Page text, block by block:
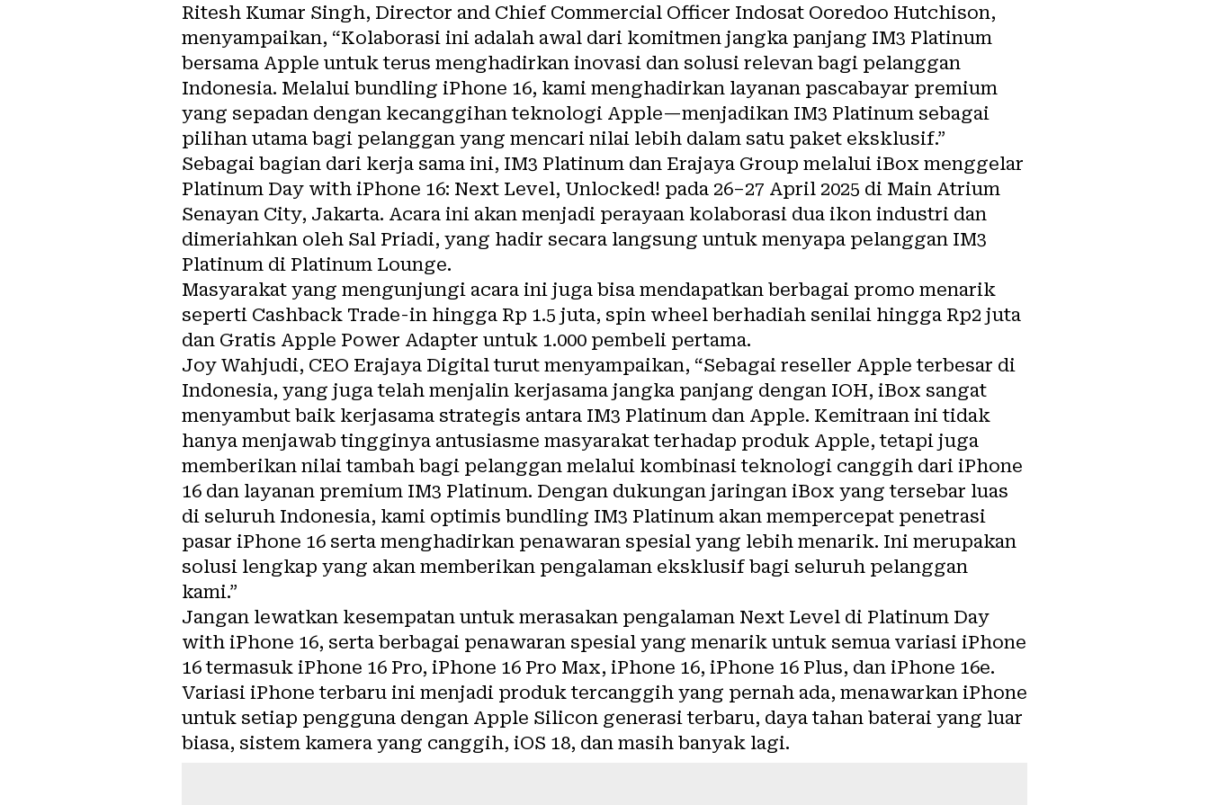
Ritesh Kumar Singh, Director and Chief Commercial Officer Indosat Ooredoo Hutchison,
menyampaikan, “Kolaborasi ini adalah awal dari komitmen jangka panjang IM3 Platinum
bersama Apple untuk terus menghadirkan inovasi dan solusi relevan bagi pelanggan
Indonesia. Melalui bundling iPhone 16, kami menghadirkan layanan pascabayar premium
yang sepadan dengan kecanggihan teknologi Apple—menjadikan IM3 Platinum sebagai
pilihan utama bagi pelanggan yang mencari nilai lebih dalam satu paket eksklusif.”
Sebagai bagian dari kerja sama ini, IM3 Platinum dan Erajaya Group melalui iBox menggelar
Platinum Day with iPhone 16: Next Level, Unlocked! pada 26–27 April 2025 di Main Atrium
Senayan City, Jakarta. Acara ini akan menjadi perayaan kolaborasi dua ikon industri dan
dimeriahkan oleh Sal Priadi, yang hadir secara langsung untuk menyapa pelanggan IM3
Platinum di Platinum Lounge.
Masyarakat yang mengunjungi acara ini juga bisa mendapatkan berbagai promo menarik
seperti Cashback Trade-in hingga Rp 1.5 juta, spin wheel berhadiah senilai hingga Rp2 juta
dan Gratis Apple Power Adapter untuk 1.000 pembeli pertama.
Joy Wahjudi, CEO Erajaya Digital turut menyampaikan, “Sebagai reseller Apple terbesar di
Indonesia, yang juga telah menjalin kerjasama jangka panjang dengan IOH, iBox sangat
menyambut baik kerjasama strategis antara IM3 Platinum dan Apple. Kemitraan ini tidak
hanya menjawab tingginya antusiasme masyarakat terhadap produk Apple, tetapi juga
memberikan nilai tambah bagi pelanggan melalui kombinasi teknologi canggih dari iPhone
16 dan layanan premium IM3 Platinum. Dengan dukungan jaringan iBox yang tersebar luas
di seluruh Indonesia, kami optimis bundling IM3 Platinum akan mempercepat penetrasi
pasar iPhone 16 serta menghadirkan penawaran spesial yang lebih menarik. Ini merupakan
solusi lengkap yang akan memberikan pengalaman eksklusif bagi seluruh pelanggan
kami.”
Jangan lewatkan kesempatan untuk merasakan pengalaman Next Level di Platinum Day
with iPhone 16, serta berbagai penawaran spesial yang menarik untuk semua variasi iPhone
16 termasuk iPhone 16 Pro, iPhone 16 Pro Max, iPhone 16, iPhone 16 Plus, dan iPhone 16e.
Variasi iPhone terbaru ini menjadi produk tercanggih yang pernah ada, menawarkan iPhone
untuk setiap pengguna dengan Apple Silicon generasi terbaru, daya tahan baterai yang luar
biasa, sistem kamera yang canggih, iOS 18, dan masih banyak lagi.